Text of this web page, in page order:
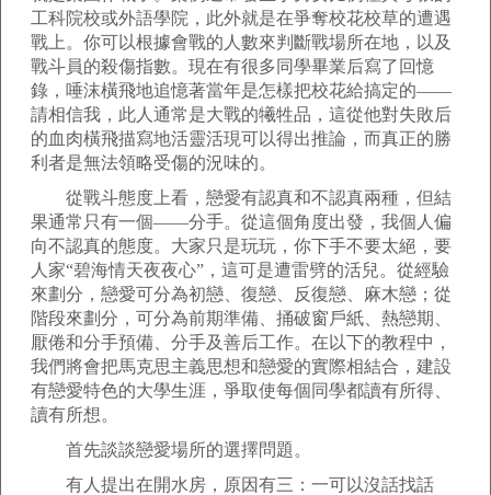
工科院校或外語學院，此外就是在爭奪校花校草的遭遇
戰上。你可以根據會戰的人數來判斷戰場所在地，以及
戰斗員的殺傷指數。現在有很多同學畢業后寫了回憶
錄，唾沫橫飛地追憶著當年是怎樣把校花給搞定的——
請相信我，此人通常是大戰的犧牲品，這從他對失敗后
的血肉橫飛描寫地活靈活現可以得出推論，而真正的勝
利者是無法領略受傷的況味的。
從戰斗態度上看，戀愛有認真和不認真兩種，但結
果通常只有一個——分手。從這個角度出發，我個人偏
向不認真的態度。大家只是玩玩，你下手不要太絕，要
人家“碧海情天夜夜心”，這可是遭雷劈的活兒。從經驗
來劃分，戀愛可分為初戀、復戀、反復戀、麻木戀；從
階段來劃分，可分為前期準備、捅破窗戶紙、熱戀期、
厭倦和分手預備、分手及善后工作。在以下的教程中，
我們將會把馬克思主義思想和戀愛的實際相結合，建設
有戀愛特色的大學生涯，爭取使每個同學都讀有所得、
讀有所想。
首先談談戀愛場所的選擇問題。
有人提出在開水房，原因有三：一可以沒話找話